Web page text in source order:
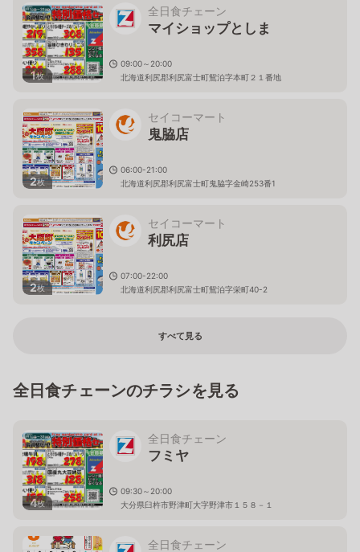
1枚
全日食チェーン
マイショップとしま
09:00～20:00
北海道利尻郡利尻富士町鴛泊字本町２１番地
2枚
セイコーマート
鬼脇店
06:00-21:00
北海道利尻郡利尻富士町鬼脇字金崎253番1
2枚
セイコーマート
利尻店
07:00-22:00
北海道利尻郡利尻富士町鴛泊字栄町40-2
すべて見る
全日食チェーンのチラシを見る
4枚
全日食チェーン
フミヤ
09:30～20:00
大分県臼杵市野津町大字野津市１５８－１
全日食チェーン